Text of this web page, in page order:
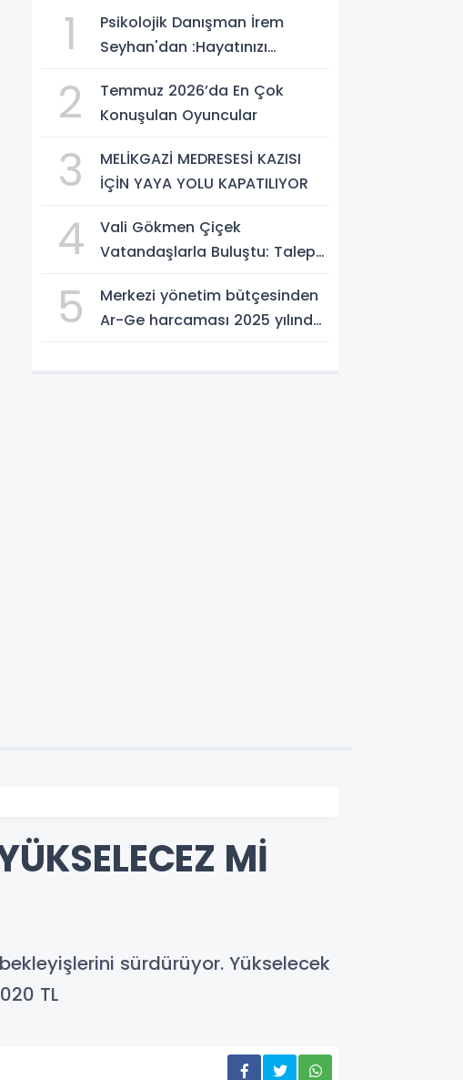
1
Psikolojik Danışman İrem
Seyhan'dan :Hayatınızı
Potansiyelinizi Keşfetmek İçin
İlk Adımı Atın!
2
Temmuz 2026’da En Çok
Konuşulan Oyuncular
3
MELİKGAZİ MEDRESESİ KAZISI
İÇİN YAYA YOLU KAPATILIYOR
4
Vali Gökmen Çiçek
Vatandaşlarla Buluştu: Talep
5
Merkezi yönetim bütçesinden
Ar-Ge harcaması 2025 yılında
Mİ
sürdürüyor. Yükselecek
TL